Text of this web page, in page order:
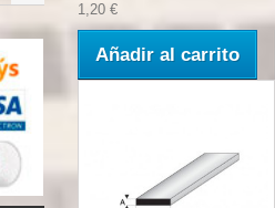
1,20 €
Añadir al carrito